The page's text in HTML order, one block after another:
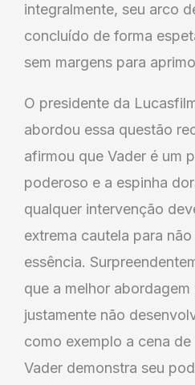
integralmente, seu arco
concluído de forma
sem margens para
O presidente da
abordou essa questão
afirmou que Vader é um
poderoso e a espinha
qualquer intervenção
extrema cautela para
essência.
que a melhor abordagem
justamente não
como exemplo a cena de
Vader demonstra seu